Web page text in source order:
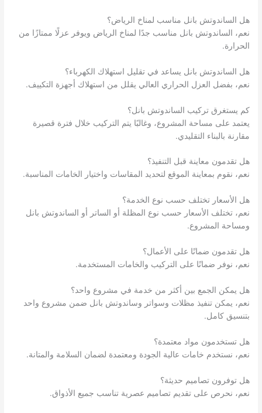
هل الساندوتش بانل مناسب لمناخ الرياض؟
نعم، الساندوتش بانل مناسب جدًا لمناخ الرياض ويوفر عزلًا ممتازًا من
الحرارة.
هل الساندوتش بانل يساعد في تقليل استهلاك الكهرباء؟
نعم، بفضل العزل الحراري العالي يقلل من استهلاك أجهزة التكييف.
كم يستغرق تركيب الساندوتش بانل؟
يعتمد على مساحة المشروع، وغالبًا يتم التركيب خلال فترة قصيرة
مقارنة بالبناء التقليدي.
هل تقدمون معاينة قبل التنفيذ؟
نعم، نقوم بمعاينة الموقع لتحديد المقاسات واختيار الخامات المناسبة.
هل الأسعار تختلف حسب نوع الخدمة؟
نعم، تختلف الأسعار حسب نوع المظلة أو الساتر أو الساندوتش بانل
ومساحة المشروع.
هل تقدمون ضمانًا على الأعمال؟
نعم، نوفر ضمانًا على التركيب والخامات المستخدمة.
هل يمكن الجمع بين أكثر من خدمة في مشروع واحد؟
نعم، يمكن تنفيذ مظلات وسواتر وساندوتش بانل ضمن مشروع واحد
بتنسيق كامل.
هل تستخدمون مواد معتمدة؟
نعم، نستخدم خامات عالية الجودة ومعتمدة لضمان السلامة والمتانة.
هل توفرون تصاميم حديثة؟
نعم، نحرص على تقديم تصاميم عصرية تناسب جميع الأذواق.